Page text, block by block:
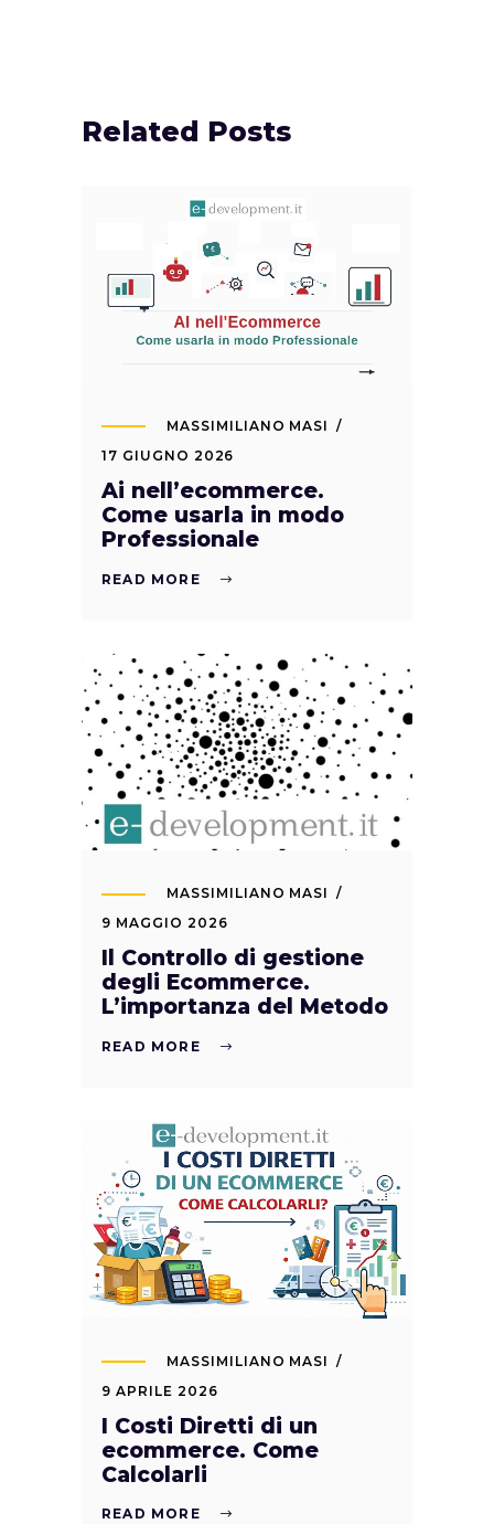
Related Posts
MASSIMILIANO MASI
17 GIUGNO 2026
Ai nell’ecommerce.
Come usarla in modo
Professionale
READ MORE
MASSIMILIANO MASI
9 MAGGIO 2026
Il Controllo di gestione
degli Ecommerce.
L’importanza del Metodo
READ MORE
MASSIMILIANO MASI
9 APRILE 2026
I Costi Diretti di un
ecommerce. Come
Calcolarli
READ MORE